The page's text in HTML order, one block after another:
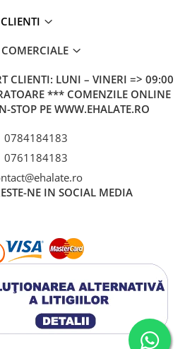
CLIENTI
CLIENTI: LUNI – VINERI => 09:00
*** COMENZILE ONLINE
STOP PE WWW.EHALATE.RO
0784184183
0761184183
NE IN SOCIAL MEDIA